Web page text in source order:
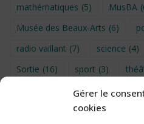
Gérer le
cookies
mathématiques (5) MusBA
Musée des Beaux-Arts (6)
radio vaillant (7) science (4)
Sortie (16) sport (3)
UNSS (9) upe2a
Voyage en